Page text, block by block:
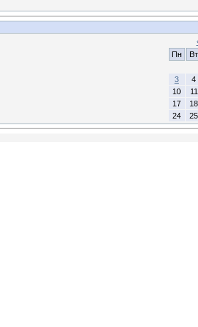
Пн
Вт
3
4
10
11
17
18
24
25